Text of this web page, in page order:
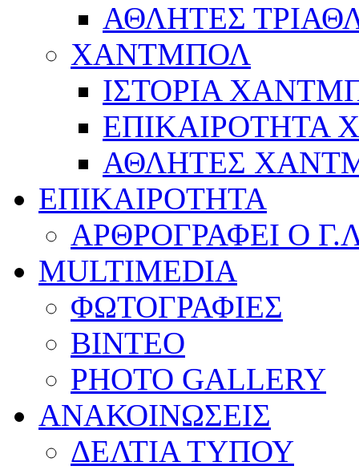
ΑΘΛΗΤΕΣ
ΧΑΝΤΜΠΟΛ
ΙΣΤΟΡΙΑ
ΕΠΙΚΑΙΡΟΤΗΤΑ
ΑΘΛΗΤΕΣ
ΕΠΙΚΑΙΡΟΤΗΤΑ
ΑΡΘΡΟΓΡΑΦΕΙ Ο
MULTIMEDIA
ΦΩΤΟΓΡΑΦΙΕΣ
ΒΙΝΤΕΟ
PHOTO GALLERY
ΑΝΑΚΟΙΝΩΣΕΙΣ
ΔΕΛΤΙΑ ΤΥΠΟΥ